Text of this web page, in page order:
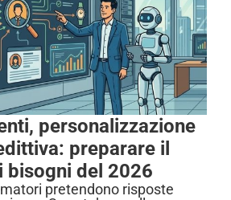
personalizzazione
preparare il
bisogni del 2026
pretendono risposte